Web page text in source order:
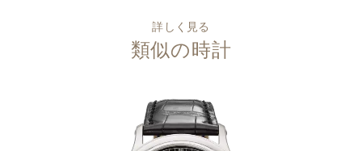
詳しく見る
類似の時計